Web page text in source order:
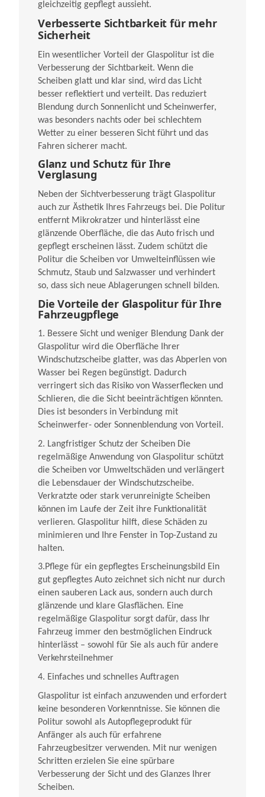
gleichzeitig gepflegt aussieht.
Verbesserte Sichtbarkeit für mehr
Sicherheit
Ein wesentlicher Vorteil der Glaspolitur ist die
Verbesserung der Sichtbarkeit. Wenn die
Scheiben glatt und klar sind, wird das Licht
besser reflektiert und verteilt. Das reduziert
Blendung durch Sonnenlicht und Scheinwerfer,
was besonders nachts oder bei schlechtem
Wetter zu einer besseren Sicht führt und das
Fahren sicherer macht.
Glanz und Schutz für Ihre
Verglasung
Neben der Sichtverbesserung trägt Glaspolitur
auch zur Ästhetik Ihres Fahrzeugs bei. Die Politur
entfernt Mikrokratzer und hinterlässt eine
glänzende Oberfläche, die das Auto frisch und
gepflegt erscheinen lässt. Zudem schützt die
Politur die Scheiben vor Umwelteinflüssen wie
Schmutz, Staub und Salzwasser und verhindert
so, dass sich neue Ablagerungen schnell bilden.
Die Vorteile der Glaspolitur für Ihre
Fahrzeugpflege
1. Bessere Sicht und weniger Blendung Dank der
Glaspolitur wird die Oberfläche Ihrer
Windschutzscheibe glatter, was das Abperlen von
Wasser bei Regen begünstigt. Dadurch
verringert sich das Risiko von Wasserflecken und
Schlieren, die die Sicht beeinträchtigen könnten.
Dies ist besonders in Verbindung mit
Scheinwerfer- oder Sonnenblendung von Vorteil.
2. Langfristiger Schutz der Scheiben Die
regelmäßige Anwendung von Glaspolitur schützt
die Scheiben vor Umweltschäden und verlängert
die Lebensdauer der Windschutzscheibe.
Verkratzte oder stark verunreinigte Scheiben
können im Laufe der Zeit ihre Funktionalität
verlieren. Glaspolitur hilft, diese Schäden zu
minimieren und Ihre Fenster in Top-Zustand zu
halten.
3.Pflege für ein gepflegtes Erscheinungsbild Ein
gut gepflegtes Auto zeichnet sich nicht nur durch
einen sauberen Lack aus, sondern auch durch
glänzende und klare Glasflächen. Eine
regelmäßige Glaspolitur sorgt dafür, dass Ihr
Fahrzeug immer den bestmöglichen Eindruck
hinterlässt – sowohl für Sie als auch für andere
Verkehrsteilnehmer
4. Einfaches und schnelles Auftragen
Glaspolitur ist einfach anzuwenden und erfordert
keine besonderen Vorkenntnisse. Sie können die
Politur sowohl als Autopflegeprodukt für
Anfänger als auch für erfahrene
Fahrzeugbesitzer verwenden. Mit nur wenigen
Schritten erzielen Sie eine spürbare
Verbesserung der Sicht und des Glanzes Ihrer
Scheiben.